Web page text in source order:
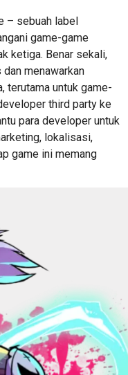
– sebuah label
game-game
ketiga. Benar sekali,
menawarkan
terutama untuk game-
third party ke
para developer untuk
lokalisasi,
game ini memang